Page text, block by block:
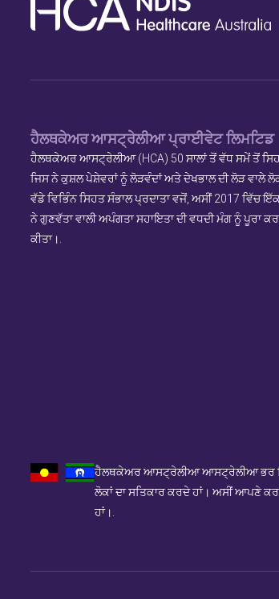
ਹੈਲਥਕੇਅਰ ਆਸਟ੍ਰੇਲੀਆ ਪ੍ਰਾਈਵੇਟ ਲਿਮਟਿਡ
ਹੈਲਥਕੇਅਰ ਆਸਟ੍ਰੇਲੀਆ (HCA) 50 ਸਾਲਾਂ ਤੋਂ ਵੱਧ ਸਮੇਂ ਤੋਂ
ਜਿਸ ਨੇ ਕੁਸ਼ਲ ਪੇਸ਼ੇਵਰਾਂ ਨੂੰ ਲੋੜਵੰਦਾਂ ਅਤੇ ਦੇਖਭਾਲ ਦੀ ਲੋੜ
ਵੱਡੇ ਵਿਭਿੰਨ ਸਿਹਤ ਸੰਭਾਲ ਪ੍ਰਦਾਤਾ ਵਜੋਂ, ਅਸੀਂ 2017 ਵਿੱਚ
ਨੇ ਗੁਣਵੱਤਾ ਵਾਲੀ ਅਪੰਗਤਾ ਸਹਾਇਤਾ ਦੀ ਵਧਦੀ ਮੰਗ ਨੂੰ ਪੂਰਾ
ਕੀਤਾ।.
ਹੈਲਥਕੇਅਰ ਆਸਟ੍ਰੇਲੀਆ ਆਸਟ੍ਰੇਲੀਆ ਭਰ ਵਿੱਚ
ਲੋਕਾਂ ਦਾ ਸਤਿਕਾਰ ਕਰਦੇ ਹਾਂ। ਅਸੀਂ ਆਪਣੇ
ਹਾਂ।.